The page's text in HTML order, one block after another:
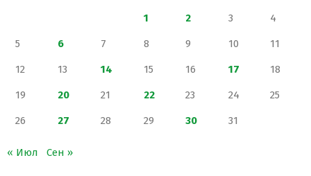
1 2 3 4
5 6 7 8 9 10 11
12 13 14 15 16 17 18
19 20 21 22 23 24 25
26 27 28 29 30 31
« Июл Сен »